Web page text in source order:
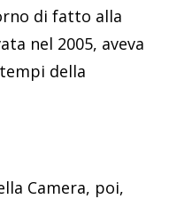
di fatto alla
nel 2005, aveva
della
Camera, poi,